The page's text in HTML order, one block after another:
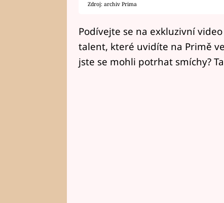
Zdroj: archiv Prima
Podívejte se na exkluzivní
talent, které uvidíte na Primě
jste se mohli potrhat smíchy?